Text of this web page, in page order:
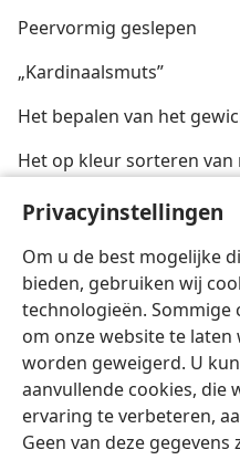
Privacyinstellingen
Om u de best mogelijke
bieden, gebruiken wij
technologieën. Sommige
om onze website te
worden geweigerd. U
aanvullende cookies, die
ervaring te verbeteren,
Geen van deze
Peervormig geslepen
„Kardinaalsmuts”
Het bepalen van het
Het op kleur sorteren
Het bestuderen van
slijpen nodig is
Nederlands
Copyright© 2026 Watch Tower
Gebruiksvoorwaarden